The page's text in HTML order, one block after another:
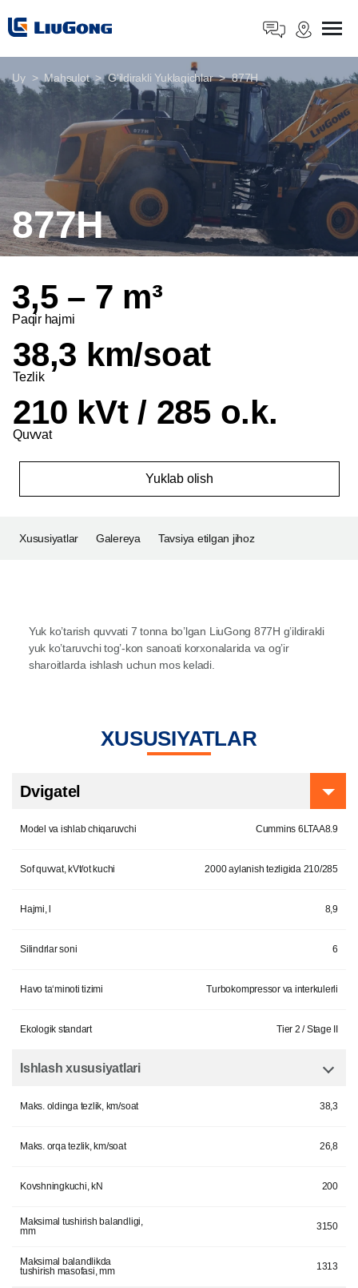
877H
3,5 – 7 m³
Paqir hajmi
38,3 km/soat
Tezlik
210 kVt / 285 o.k.
Quvvat
Yuklab olish
Uy Mahsulot Gʻildirakli Yuklagichlar 877H
Xususiyatlar Galereya Tavsiya etilgan jihoz
Yuk ko’tarish quvvati 7 tonna bo’lgan LiuGong 877H g’ildirakli
yuk ko’taruvchi tog’-kon sanoati korxonalarida va og’ir
sharoitlarda ishlash uchun mos keladi.
XUSUSIYATLAR
Dvigatel
Model va ishlab chiqaruvchi Cummins 6LTAA8.9
Sof quvvat, kVt/ot kuchi 2000 aylanish tezligida 210/285
Hajmi, l 8,9
Silindrlar soni 6
Havo ta‘minoti tizimi Turbokompressor va interkulerli
Ekologik standart Tier 2 / Stage II
Ishlash xususiyatlari
Maks. oldinga tezlik, km/soat 38,3
Maks. orqa tezlik, km/soat 26,8
Kovshningkuchi, kN 200
Maksimal tushirish balandligi,
mm
3150
Maksimal balandlikda
tushirish masofasi, mm
1313